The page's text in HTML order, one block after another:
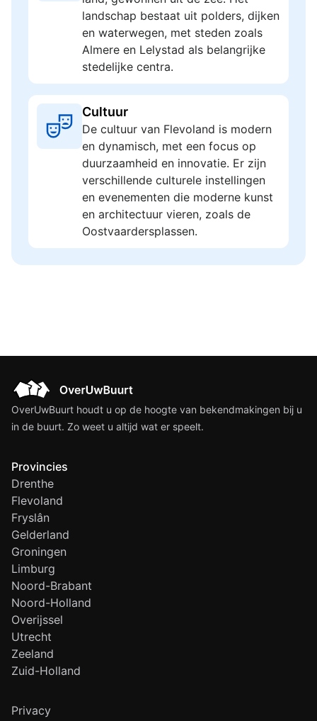
landschap bestaat uit polders, dijken
en waterwegen, met steden zoals
Almere en Lelystad als belangrijke
stedelijke centra.
Cultuur
De cultuur van Flevoland is modern
en dynamisch, met een focus op
duurzaamheid en innovatie. Er zijn
verschillende culturele instellingen
en evenementen die moderne kunst
en architectuur vieren, zoals de
Oostvaardersplassen.
OverUwBuurt houdt u op de hoogte van bekendmakingen bij u
in de buurt. Zo weet u altijd wat er speelt.
Provincies
Drenthe
Flevoland
Fryslân
Gelderland
Groningen
Limburg
Noord-Brabant
Noord-Holland
Overijssel
Utrecht
Zeeland
Zuid-Holland
Privacy